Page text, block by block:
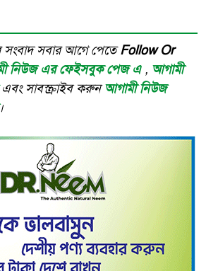
সবার আগে পেতেFollow Or
নিউজ এর ফেইসবুক পেজ এ , আগামী
এবং সাবস্ক্রাইব করুনআগামী নিউজ